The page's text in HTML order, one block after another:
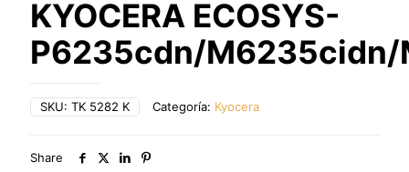
KYOCERA ECOSYS-
P6235cdn/
SKU: TK 5282 K Categoría: Kyocera
Share